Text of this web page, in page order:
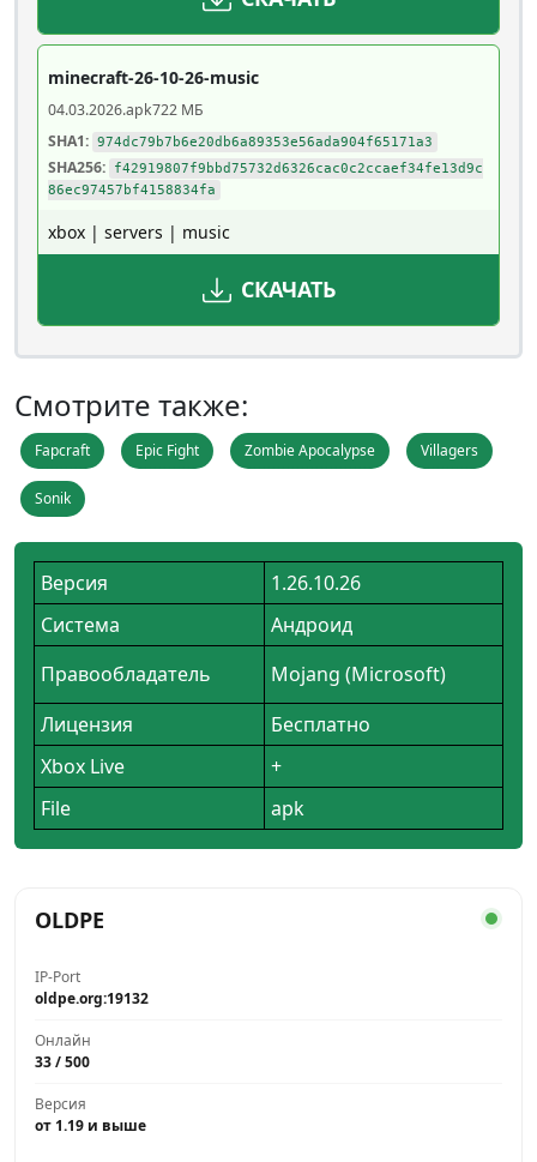
minecraft-26-10-26-music
04.03.2026.apk722 МБ
SHA1: 974dc79b7b6e20db6a89353e56ada904f65171a3
SHA256:
f42919807f9bbd75732d6326cac0c2ccaef34fe13d9c
86ec97457bf4158834fa
xbox | servers | music
СКАЧАТЬ
Смотрите также:
Fapcraft Epic Fight Zombie Apocalypse Villagers
Sonik
Версия
1.26.10.26
Система
Андроид
Правообладатель
Mojang (Microsoft)
Лицензия
Бесплатно
Xbox Live
+
File
apk
OLDPE
IP-Port
oldpe.org:19132
Онлайн
33 / 500
Версия
от 1.19 и выше